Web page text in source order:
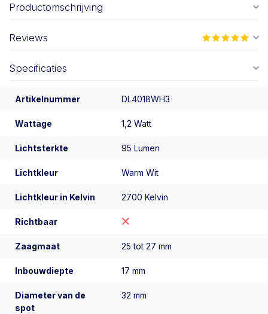
Productomschrijving
Reviews
Specificaties
Artikelnummer DL4018WH3
Wattage 1,2 Watt
Lichtsterkte 95 Lumen
Lichtkleur Warm Wit
Lichtkleur in Kelvin 2700 Kelvin
Richtbaar
Zaagmaat 25 tot 27 mm
Inbouwdiepte 17 mm
Diameter van de
spot
32 mm